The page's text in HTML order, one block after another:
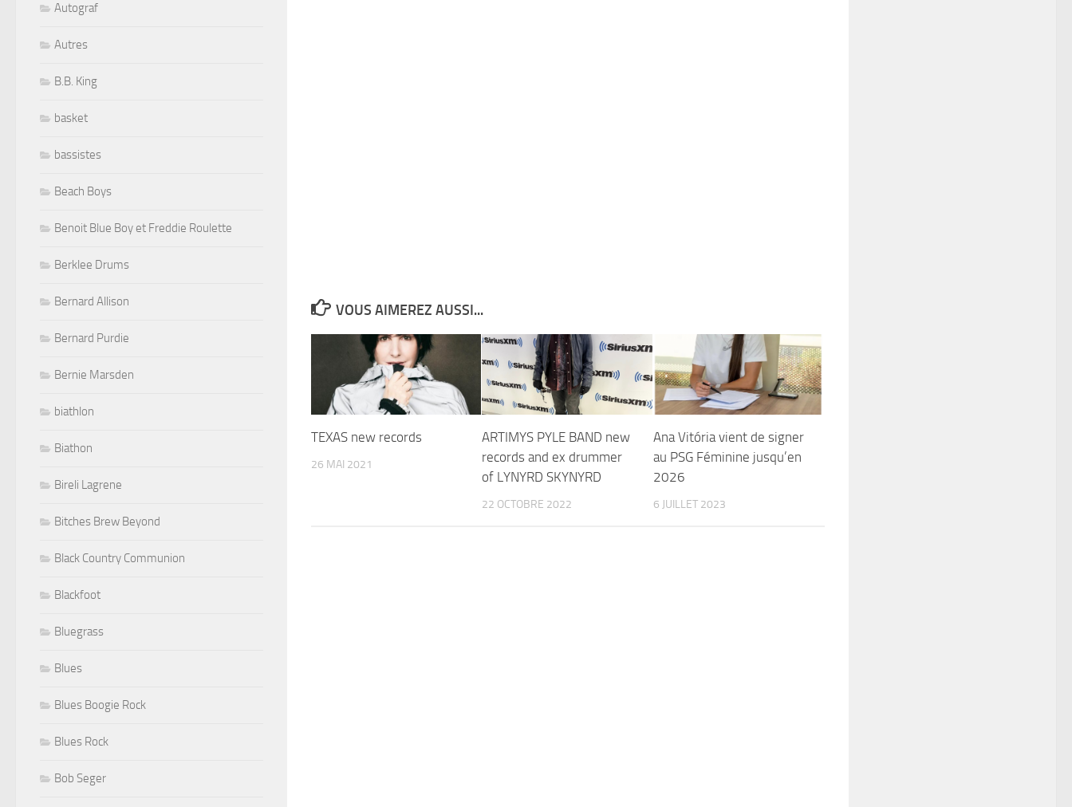
VOUS AIMEREZ AUSSI...
TEXAS new records
26 MAI 2021
ARTIMYS PYLE BAND new
records and ex drummer
of LYNYRD SKYNYRD
22 OCTOBRE 2022
Ana Vitória vient de signer
au PSG Féminine jusqu’en
2026
6 JUILLET 2023
Autograf
Autres
B.B. King
basket
bassistes
Beach Boys
Benoit Blue Boy et Freddie Roulette
Berklee Drums
Bernard Allison
Bernard Purdie
Bernie Marsden
biathlon
Biathon
Bireli Lagrene
Bitches Brew Beyond
Black Country Communion
Blackfoot
Bluegrass
Blues
Blues Boogie Rock
Blues Rock
Bob Seger